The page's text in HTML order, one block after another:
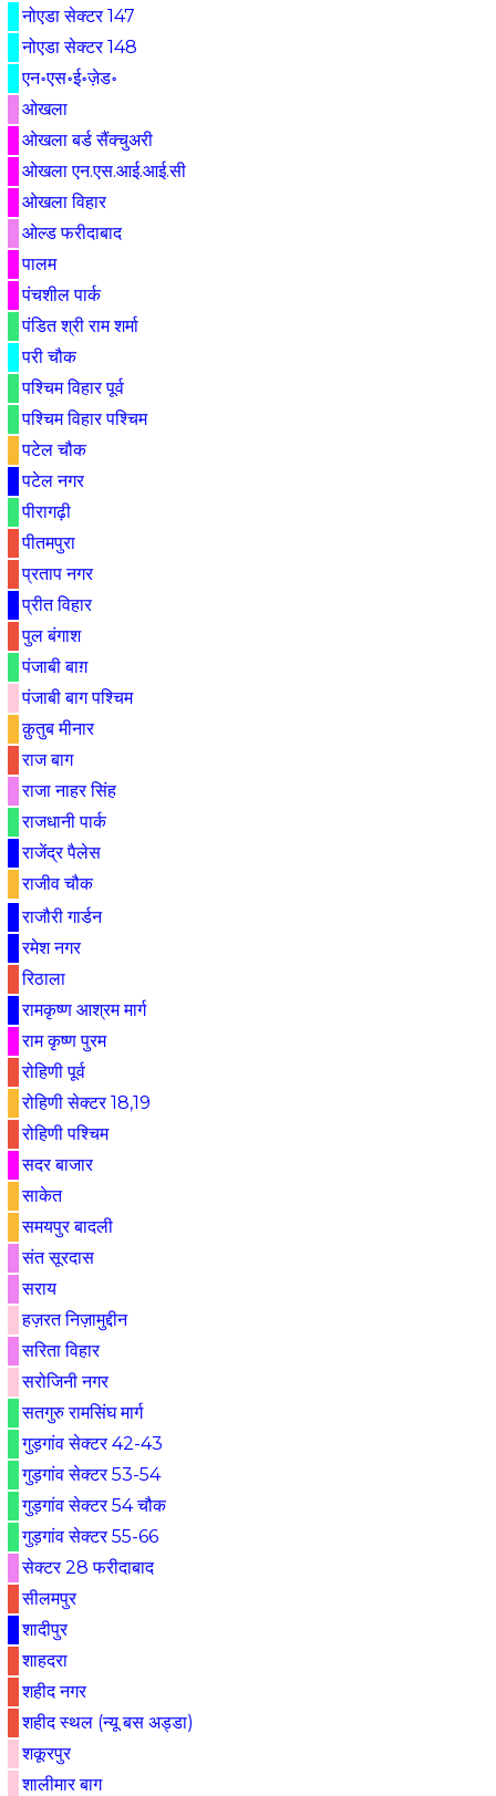
नोएडा सेक्टर 147
नोएडा सेक्टर 148
एन॰एस॰ई॰ज़ेड॰
ओखला
ओखला बर्ड सैंक्चुअरी
ओखला एन.एस.आई.आई.सी
ओखला विहार
ओल्ड फरीदाबाद
पालम
पंचशील पार्क
पंडित श्री राम शर्मा
परी चौक
पश्चिम विहार पूर्व
पश्चिम विहार पश्चिम
पटेल चौक
पटेल नगर
पीरागढ़ी
पीतमपुरा
प्रताप नगर
प्रीत विहार
पुल बंगाश
पंजाबी बाग़
पंजाबी बाग पश्चिम
क़ुतुब मीनार
राज बाग
राजा नाहर सिंह
राजधानी पार्क
राजेंद्र पैलेस
राजीव चौक
राजौरी गार्डन
रमेश नगर
रिठाला
रामकृष्ण आश्रम मार्ग
राम कृष्ण पुरम
रोहिणी पूर्व
रोहिणी सेक्टर 18,19
रोहिणी पश्चिम
सदर बाजार
साकेत
समयपुर बादली
संत सूरदास
सराय
हज़रत निज़ामुद्दीन
सरिता विहार
सरोजिनी नगर
सतगुरु रामसिंघ मार्ग
गुड़गांव सेक्टर 42-43
गुड़गांव सेक्टर 53-54
गुड़गांव सेक्टर 54 चौक
गुड़गांव सेक्टर 55-66
सेक्टर 28 फरीदाबाद
सीलमपुर
शादीपुर
शाहदरा
शहीद नगर
शहीद स्थल (न्यू बस अड्डा)
शकूरपुर
शालीमार बाग